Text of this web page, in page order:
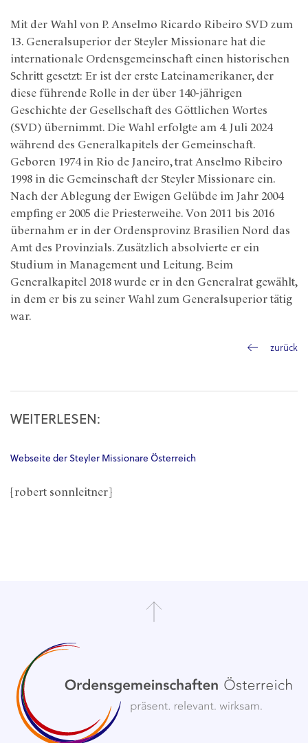
Mit der Wahl von P. Anselmo Ricardo Ribeiro SVD zum
13. Generalsuperior der Steyler Missionare hat die
internationale Ordensgemeinschaft einen historischen
Schritt gesetzt: Er ist der erste Lateinamerikaner, der
diese führende Rolle in der über 140-jährigen
Geschichte der Gesellschaft des Göttlichen Wortes
(SVD) übernimmt. Die Wahl erfolgte am 4. Juli 2024
während des Generalkapitels der Gemeinschaft.
Geboren 1974 in Rio de Janeiro, trat Anselmo Ribeiro
1998 in die Gemeinschaft der Steyler Missionare ein.
Nach der Ablegung der Ewigen Gelübde im Jahr 2004
empfing er 2005 die Priesterweihe. Von 2011 bis 2016
übernahm er in der Ordensprovinz Brasilien Nord das
Amt des Provinzials. Zusätzlich absolvierte er ein
Studium in Management und Leitung. Beim
Generalkapitel 2018 wurde er in den Generalrat gewählt,
in dem er bis zu seiner Wahl zum Generalsuperior tätig
war.
zurück
WEITERLESEN:
Webseite der Steyler Missionare Österreich
[robert sonnleitner]